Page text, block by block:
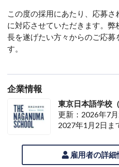
この度の採用にあたり、応募
に対応させていただきます。
長を遂げたい方々からのご応募
す。
企業情報
東京日本語学校
更新：2026年7
2027年1月2日ま
雇用者の詳細